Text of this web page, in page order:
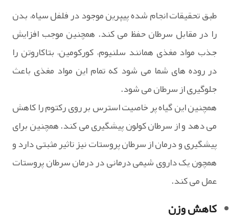
طبق تحقیقات انجام شده پیپرین موجود در فلفل سیاه، بدن
را در مقابل سرطان حفظ می کند. همچنین موجب افزایش
جذب مواد مغذی همانند سلنیوم، کورکومین، بتاکاروتن را
در روده های شما می شود که تمام این مواد مغذی باعث
جلوگیری از سرطان می شود.
همچنین این گیاه پر خاصیت استرس بر روی رکتوم را کاهش
می دهد و از سرطان کولون پیشگیری می کند. همچنین برای
پیشگیری و درمان از سرطان پروستات نیز تاثیر مثبتی دارد و
همچون یک داروی شیمی درمانی در درمان سرطان پروستات
عمل می کند.
کاهش وزن